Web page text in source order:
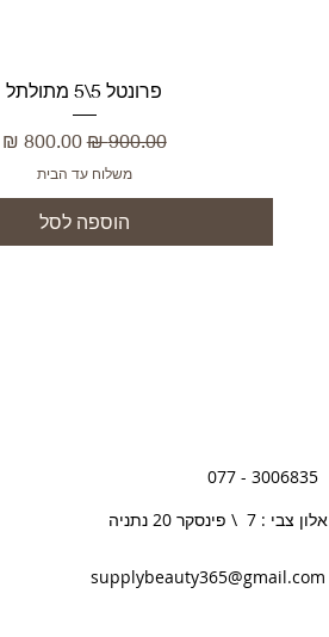
פרונטל 5\5 מתולתל
מחיר רגיל‏900.00 ‏₪ מחיר מבצע‏800.00 ‏₪
משלוח עד הבית
הוספה לסל
077 - 3006835
אלון צבי : 7 \ פינסקר 20 נתניה
supplybeauty365@gmail.com